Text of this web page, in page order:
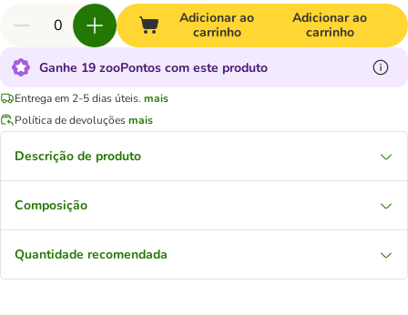
Adicionar ao
carrinho
Adicionar ao
carrinho
Ganhe 19 zooPontos com este produto
Entrega em 2-5 dias úteis. mais
Política de devoluçõesmais
Descrição de produto
Composição
Quantidade recomendada